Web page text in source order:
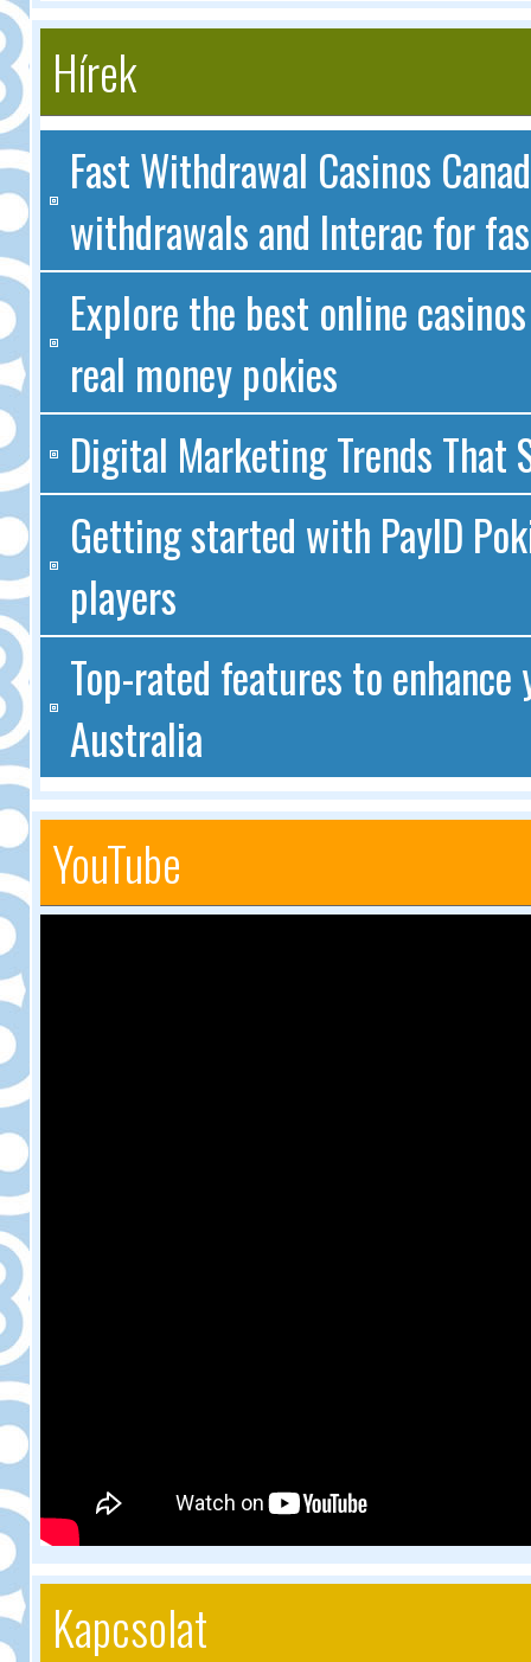
Hírek
Fast Withdrawal Casinos
withdrawals and Interac for
Explore the best online
real money pokies
Digital Marketing Trends
Getting started with PayID
players
Top-rated features to
Australia
YouTube
Kapcsolat